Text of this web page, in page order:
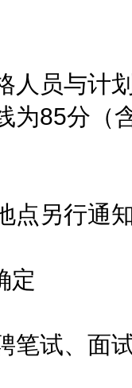
员与计划
为85分（
另行通
试、面试